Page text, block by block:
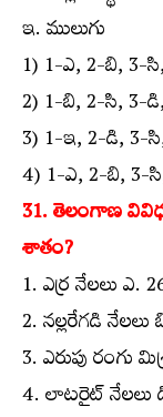
ఇ. ములుగు
1) 1-ఎ, 2-బి, 3-
2) 1-బి, 2-సి, 3-
3) 1-ఇ, 2-డి, 3-
4) 1-ఎ, 2-బి, 3-
31. తెలంగాణ
శాతం?
1. ఎర్ర నేలలు ఎ.
2. నల్లరేగడి
3. ఎరుపు రంగు
4. లాటరైట్‌ నేలలు